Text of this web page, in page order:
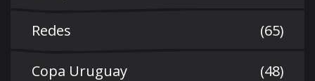
Redes (65)
Copa Uruguay (48)